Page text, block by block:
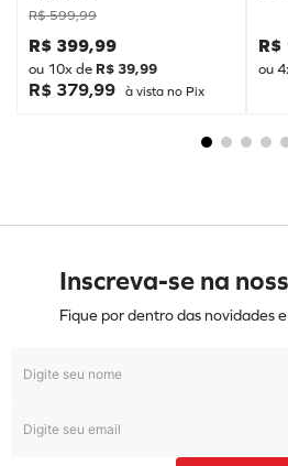
R$ 599,99
R$ 399,99
ou 10x de R$ 39,99
R$ 379,99 à vista no Pix
R$
ou4
Inscreva-se na
Fique por dentro das novidades